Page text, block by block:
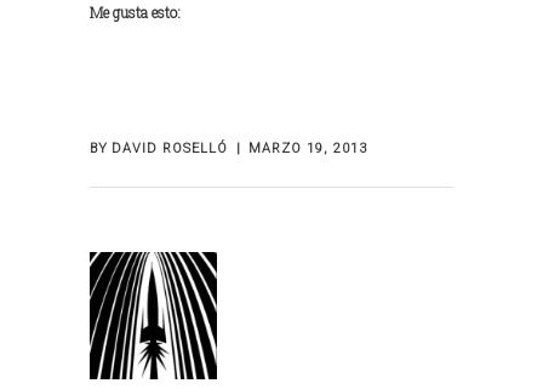
Me gusta esto:
BY DAVID ROSELLÓ MARZO 19, 2013